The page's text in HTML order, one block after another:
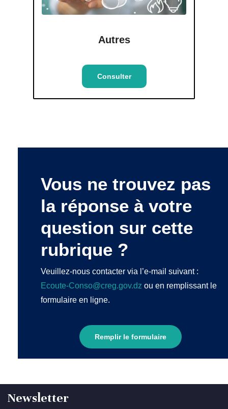
Autres
Consulter
Vous ne trouvez pas
la réponse à votre
question sur cette
rubrique ?
Veuillez-nous contacter via l’e-mail suivant :
Ecoute-Conso@creg.gov.dz ou en remplissant le
formulaire en ligne.
Remplir le formulaire
Newsletter